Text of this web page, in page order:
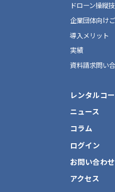
ドローン操縦
企業団体向け
導入メリット
実績
資料請求問い
レンタルコ
ニュース
コラム
ログイン
お問い合わせ
アクセス